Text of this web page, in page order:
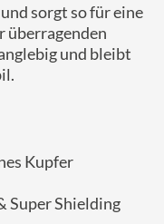
sorgt so für eine
überragenden
und bleibt
Kupfer
Super Shielding